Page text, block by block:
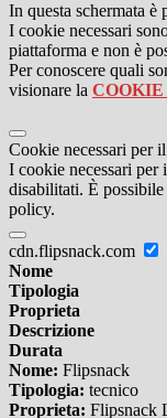
In questa schermata è
I cookie necessari
piattaforma e non è
Per conoscere quali
visionare la
Cookie necessari per
I cookie necessari per
disabilitati. È
policy.
cdn.flipsnack.com
Nome
Tipologia
Proprieta
Descrizione
Durata
Nome: Flipsnack
Tipologia: tecnico
Proprieta: Flipsnack